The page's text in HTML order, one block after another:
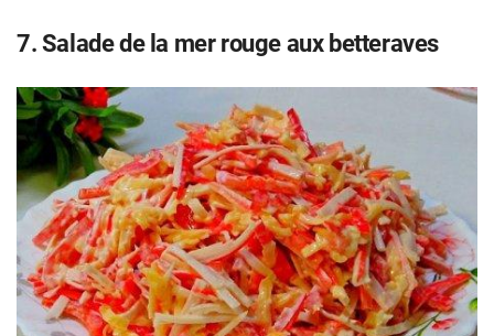
7. Salade de la mer rouge aux betteraves